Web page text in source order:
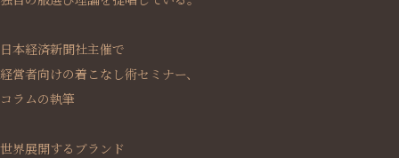
日本経済新聞社主催で
経営者向けの着こなし術セミナー、
コラムの執筆
世界展開するブランド